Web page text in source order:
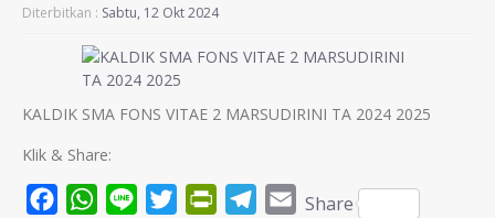
Diterbitkan : Sabtu, 12 Okt 2024
KALDIK SMA FONS VITAE 2 MARSUDIRINI TA 2024 2025
Klik & Share:
FacebookWhatsApp
Line TwitterPrintFriendly
Telegram
Email
Share